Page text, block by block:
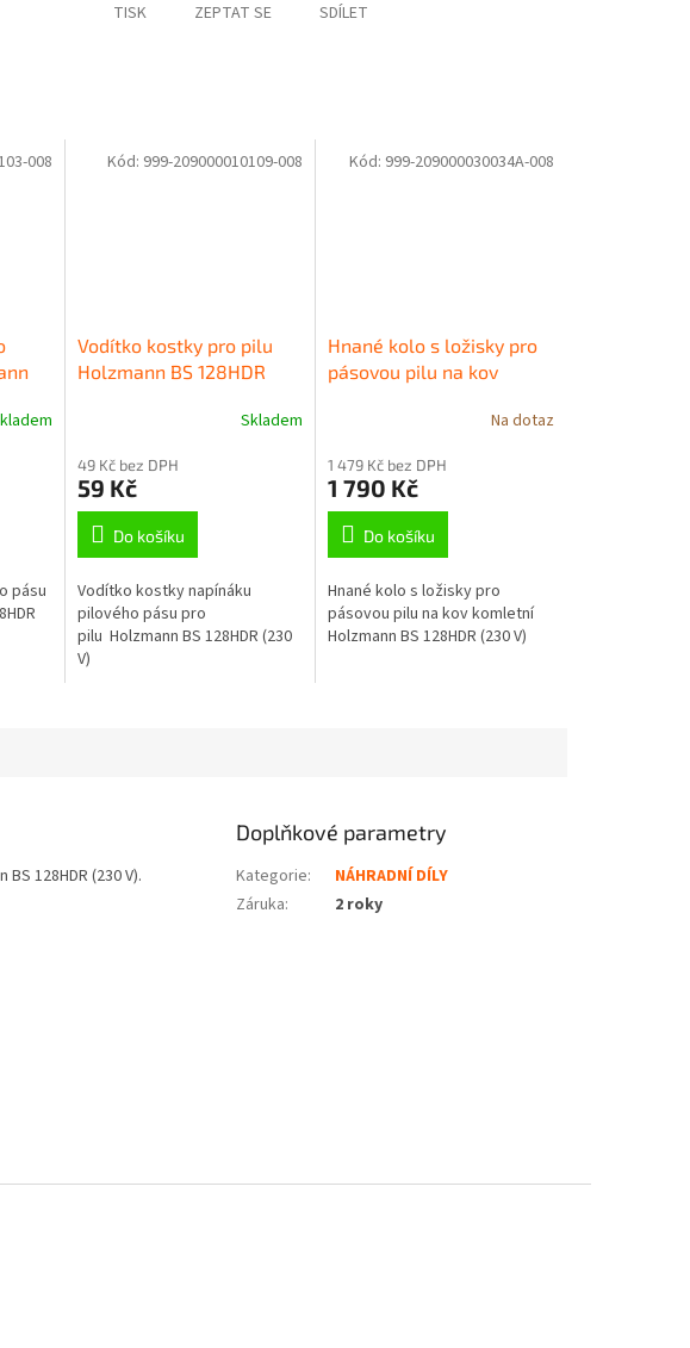
TISK ZEPTAT SE SDÍLET
pásu
008
Vodítko kostky pro pilu
Holzmann BS 128HDR
Skladem
49 Kč bez DPH
59 Kč
Do košíku
Vodítko kostky napínáku
pilového pásu pro
pilu Holzmann BS 128HDR (230
V)
Kód: 999-209000010109-008
Hnané kolo s ložisky pro
pásovou pilu na kov
Na dotaz
1 479 Kč bez DPH
1 790 Kč
Do košíku
Hnané kolo s ložisky pro
pásovou pilu na kov komletní
Holzmann BS 128HDR (230 V)
Kód: 999-209000030034A-008
128HDR (230 V).
Doplňkové parametry
Kategorie:
NÁHRADNÍ DÍLY
Záruka: 2 roky